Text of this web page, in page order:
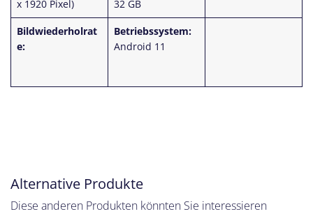
x 1920 Pixel)
32 GB
Bildwiederholrat
e:
Betriebssystem:
Android 11
Alternative Produkte
Diese anderen Produkten könnten Sie interessieren